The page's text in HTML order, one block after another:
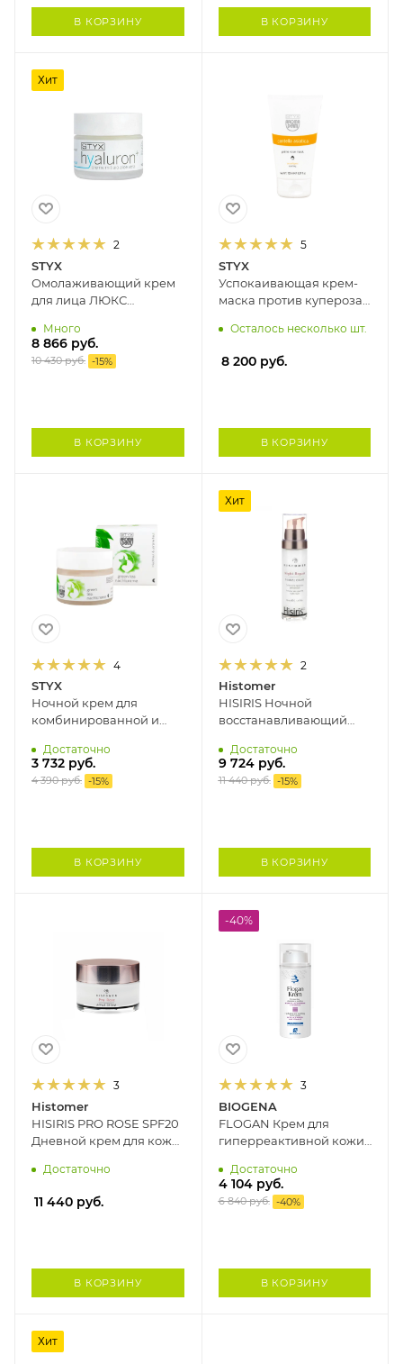
В КОРЗИНУ В КОРЗИНУ
Хит
2
STYX
Омолаживающий крем
для лица ЛЮКС
млМного
8 866 руб.
10 430руб. -15%
В КОРЗИНУ
5
STYX
Успокаивающая крем-
маска против купероза
на коже GREEN ASIA
Осталось несколько шт.
8 200руб.
В КОРЗИНУ
4
STYX
Ночной крем для
комбинированной и
ЗЕЛЕНЫЙ ЧАЙ STYX, 50
мл
Достаточно
3 732 руб.
4 390руб. -15%
В КОРЗИНУ
Хит
2
Histomer
HISIRIS Ночной
восстанавливающий
чувствительной кожи
HISTOMER, 50 мл
Достаточно
9 724руб.
11 440руб. -15%
В КОРЗИНУ
3
Histomer
HISIRIS PRO ROSE SPF20
Дневной крем для кожи
50 мл
Достаточно
11 440 руб.
В КОРЗИНУ
-40%
3
BIOGENA
FLOGAN Крем для
гиперреактивной кожи,
себорейному дерматиту
BIOGENA, 50 мл
Достаточно
4 104руб.
6 840руб. -40%
В КОРЗИНУ
Хит